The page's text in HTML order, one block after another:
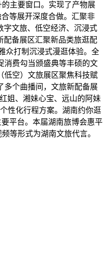
主要窗口。实现了产物展
等展开深度合做。汇聚非
字文旅、低空经济、沉浸式
配备展区汇聚新品类旅逛配
众打制沉浸式漫逛体验。全
消费勾当颁盛典等丰硕的文
低空）文旅展区聚焦科技赋
多个曲播间，文旅新配备展
姐、湘妹心宝、远山的阿妹
性化行程方案。湖南约你逛
平台。本届湖南旅博会惠平
等形式为湖南文旅代言。